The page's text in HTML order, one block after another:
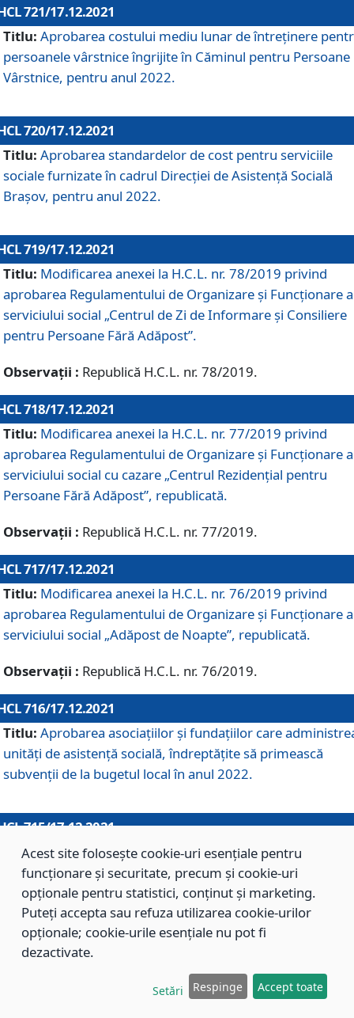
721/17.12.2021
Titlu: Aprobarea costului mediu lunar de întreţinere
persoanele vârstnice îngrijite în Căminul pentru Persoane
Vârstnice, pentru anul 2022.
720/17.12.2021
Titlu: Aprobarea standardelor de cost pentru serviciile
sociale furnizate în cadrul Direcției de Asistență Socială
Brașov, pentru anul 2022.
719/17.12.2021
Titlu: Modificarea anexei la H.C.L. nr. 78/2019 privind
aprobarea Regulamentului de Organizare și Funcționare
serviciului social „Centrul de Zi de Informare şi Consiliere
pentru Persoane Fără Adăpost”.
Observații : Republică H.C.L. nr. 78/2019.
718/17.12.2021
Titlu: Modificarea anexei la H.C.L. nr. 77/2019 privind
aprobarea Regulamentului de Organizare și Funcționare
serviciului social cu cazare „Centrul Rezidențial pentru
Persoane Fără Adăpost”, republicată.
Observații : Republică H.C.L. nr. 77/2019.
717/17.12.2021
Titlu: Modificarea anexei la H.C.L. nr. 76/2019 privind
aprobarea Regulamentului de Organizare şi Funcționare
serviciului social „Adăpost de Noapte”, republicată.
Observații : Republică H.C.L. nr. 76/2019.
716/17.12.2021
Titlu: Aprobarea asociaţiilor şi fundaţiilor care
unităţi de asistenţă socială, îndreptăţite să primească
subvenţii de la bugetul local în anul 2022.
715/17.12.2021
Titlu: Aprobarea Planului de acţiuni sau lucrări de interes
local pentru anul 2022.
714/17.12.2021
Titlu: Modificarea Anexei la H.C.L. nr. 709/2020 privind
aprobarea Regulamentului de Organizare şi Funcţionare
Direcţiei de Asistenţă Socială Braşov.
Acest site folosește cookie-uri esențiale pentru
funcționare și securitate, precum și cookie-uri
opționale pentru statistici, conținut și marketing.
Puteți accepta sau refuza utilizarea cookie-urilor
opționale; cookie-urile esențiale nu pot fi
dezactivate.
Setări Respinge Accept toate